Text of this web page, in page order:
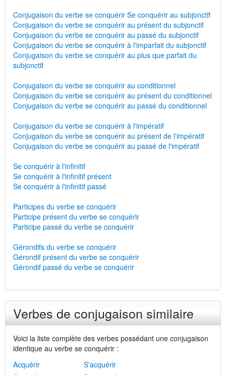
Conjugaison du verbe se conquérir Se conquérir au subjonctif
Conjugaison du verbe se conquérir au présent du subjonctif
Conjugaison du verbe se conquérir au passé du subjonctif
Conjugaison du verbe se conquérir à l'imparfait du subjonctif
Conjugaison du verbe se conquérir au plus que parfait du
subjonctif
Conjugaison du verbe se conquérir au conditionnel
Conjugaison du verbe se conquérir au présent du conditionnel
Conjugaison du verbe se conquérir au passé du conditionnel
Conjugaison du verbe se conquérir à l'impératif
Conjugaison du verbe se conquérir au présent de l'impératif
Conjugaison du verbe se conquérir au passé de l'impératif
Se conquérir à l'infinitif
Se conquérir à l'infinitif présent
Se conquérir à l'infinitif passé
Participes du verbe se conquérir
Participe présent du verbe se conquérir
Participe passé du verbe se conquérir
Gérondifs du verbe se conquérir
Gérondif présent du verbe se conquérir
Gérondif passé du verbe se conquérir
Verbes de conjugaison similaire
Voici la liste complète des verbes possédant une conjugaison
identique au verbe se conquérir :
Acquérir
S'acquérir